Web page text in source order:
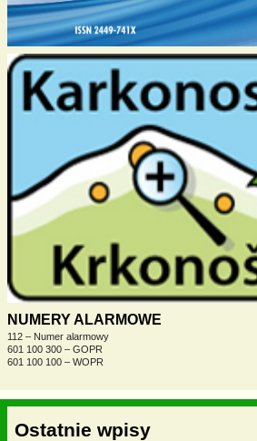
NUMERY ALARMOWE
112 – Numer alarmowy
601 100 300 – GOPR
601 100 100 – WOPR
Ostatnie wpisy